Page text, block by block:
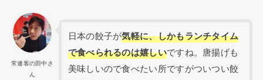
常連客の田中さ
ん
日本の餃子が気軽に、しかもランチタイム
で食べられるのは嬉しいですね。唐揚げも
美味しいので食べたい所ですがついつい餃